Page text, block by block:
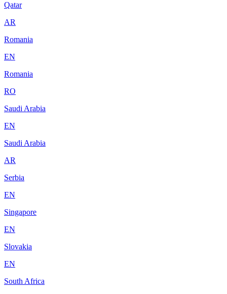
Qatar
AR
Romania
EN
Romania
RO
Saudi Arabia
EN
Saudi Arabia
AR
Serbia
EN
Singapore
EN
Slovakia
EN
South Africa